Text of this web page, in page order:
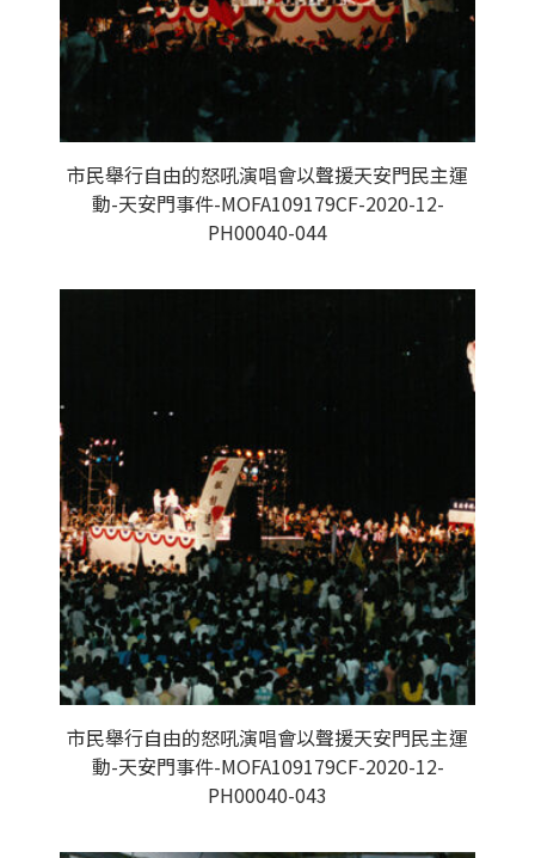
市民舉行自由的怒吼演唱會以聲援天安門民主運
動-天安門事件-MOFA109179CF-2020-12-
PH00040-044
市民舉行自由的怒吼演唱會以聲援天安門民主運
動-天安門事件-MOFA109179CF-2020-12-
PH00040-043